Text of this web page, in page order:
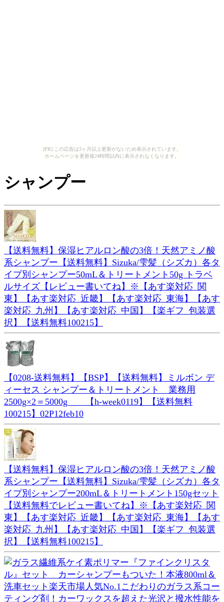
[PR] この広告は3ヶ月以上更新がないため表示されています。
ホームページを更新後24時間以内に表示されなくなります。
シャンプー
【送料無料】保湿ヒアルロン酸の3倍！天然アミノ酸
系シャンプー【送料無料】Sizuka/雫髪（シズカ）各タ
イプ別シャンプー50mL＆トリートメント50g トラベ
ルサイズ【レビュー書いてね】※【あす楽対応_関
東】【あす楽対応_近畿】【あす楽対応_東海】【あす
楽対応_九州】【あす楽対応_中国】【楽ギフ_包装選
択】【送料無料100215】
【0208-送料無料】【BSP】【送料無料】ミルボン デ
ィーセス シャンプー＆トリートメント 業務用
2500g×2＝5000g 【h-week0119】【送料無料
100215】02P12feb10
【送料無料】保湿ヒアルロン酸の3倍！天然アミノ酸
系シャンプー【送料無料】Sizuka/雫髪（シズカ）各タ
イプ別シャンプー200mL＆トリートメント150gセット
【送料無料でレビュー書いてね】※【あす楽対応_関
東】【あす楽対応_近畿】【あす楽対応_東海】【あす
楽対応_九州】【あす楽対応_中国】【楽ギフ_包装選
択】【送料無料100215】